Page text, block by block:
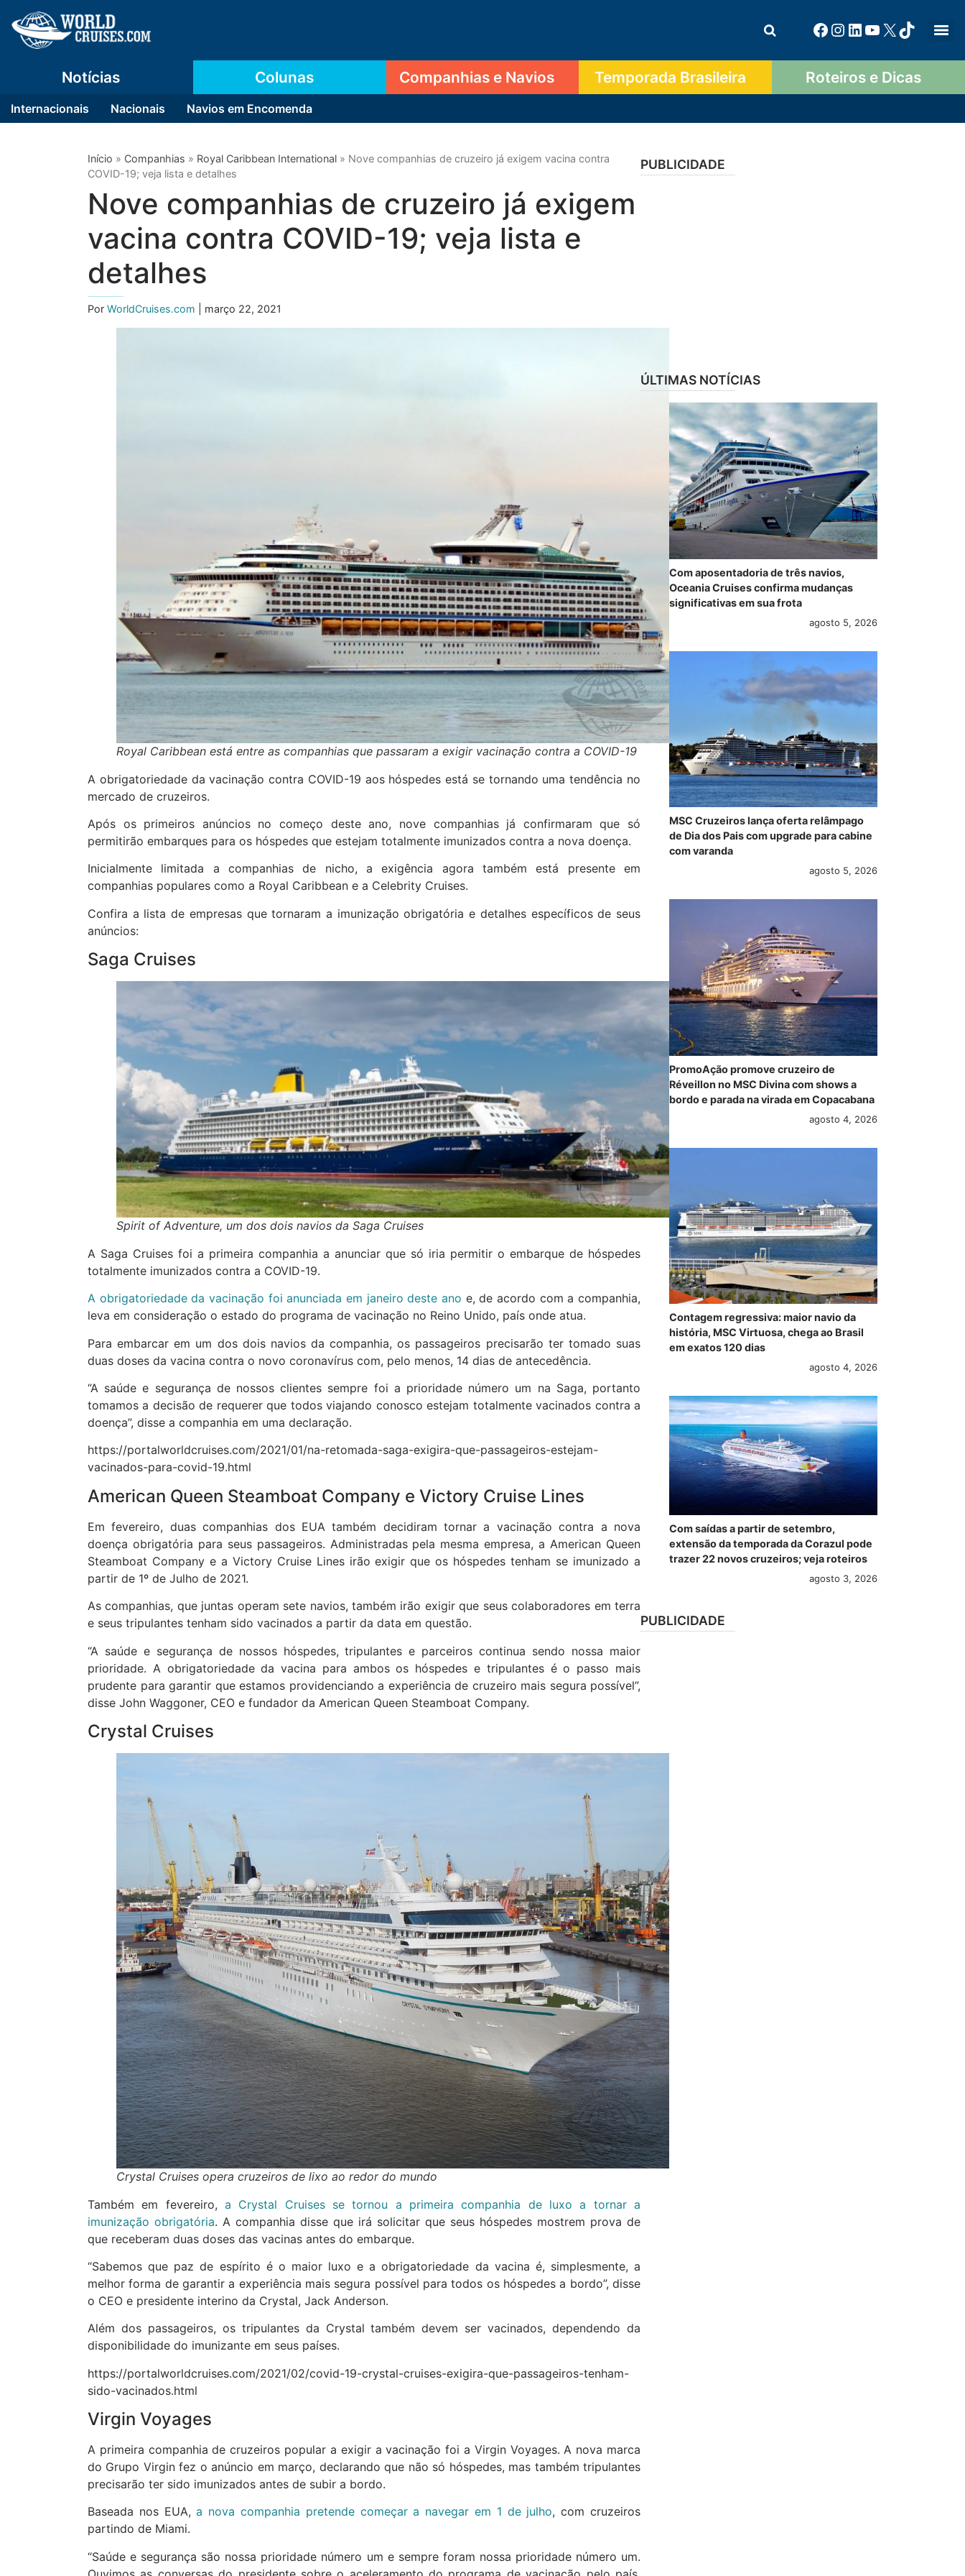
Notícias
Internacionais Nacionais Navios em Encomenda
Colunas Companhias e Navios Temporada Brasileira Roteiros e Dicas
Início » Companhias » Royal Caribbean International » Nove companhias de cruzeiro já exigem vacina contra
COVID-19; veja lista e detalhes
Nove companhias de cruzeiro já exigem
vacina contra COVID-19; veja lista e
detalhes
Por WorldCruises.com | março 22, 2021
Royal Caribbean está entre as companhias que passaram a exigir vacinação contra a COVID-19
A obrigatoriedade da vacinação contra COVID-19 aos hóspedes está se tornando uma tendência no
mercado de cruzeiros.
Após os primeiros anúncios no começo deste ano, nove companhias já confirmaram que só
permitirão embarques para os hóspedes que estejam totalmente imunizados contra a nova doença.
Inicialmente limitada a companhias de nicho, a exigência agora também está presente em
companhias populares como a Royal Caribbean e a Celebrity Cruises.
Confira a lista de empresas que tornaram a imunização obrigatória e detalhes específicos de seus
anúncios:
Saga Cruises
Spirit of Adventure, um dos dois navios da Saga Cruises
A Saga Cruises foi a primeira companhia a anunciar que só iria permitir o embarque de hóspedes
totalmente imunizados contra a COVID-19.
A obrigatoriedade da vacinação foi anunciada em janeiro deste ano e, de acordo com a companhia,
leva em consideração o estado do programa de vacinação no Reino Unido, país onde atua.
Para embarcar em um dos dois navios da companhia, os passageiros precisarão ter tomado suas
duas doses da vacina contra o novo coronavírus com, pelo menos, 14 dias de antecedência.
“A saúde e segurança de nossos clientes sempre foi a prioridade número um na Saga, portanto
tomamos a decisão de requerer que todos viajando conosco estejam totalmente vacinados contra a
doença”, disse a companhia em uma declaração.
https://portalworldcruises.com/2021/01/na-retomada-saga-exigira-que-passageiros-estejam-
vacinados-para-covid-19.html
American Queen Steamboat Company e Victory Cruise Lines
Em fevereiro, duas companhias dos EUA também decidiram tornar a vacinação contra a nova
doença obrigatória para seus passageiros. Administradas pela mesma empresa, a American Queen
Steamboat Company e a Victory Cruise Lines irão exigir que os hóspedes tenham se imunizado a
partir de 1º de Julho de 2021.
As companhias, que juntas operam sete navios, também irão exigir que seus colaboradores em terra
e seus tripulantes tenham sido vacinados a partir da data em questão.
“A saúde e segurança de nossos hóspedes, tripulantes e parceiros continua sendo nossa maior
prioridade. A obrigatoriedade da vacina para ambos os hóspedes e tripulantes é o passo mais
prudente para garantir que estamos providenciando a experiência de cruzeiro mais segura possível”,
disse John Waggoner, CEO e fundador da American Queen Steamboat Company.
Crystal Cruises
Crystal Cruises opera cruzeiros de lixo ao redor do mundo
Também em fevereiro, a Crystal Cruises se tornou a primeira companhia de luxo a tornar a
imunização obrigatória. A companhia disse que irá solicitar que seus hóspedes mostrem prova de
que receberam duas doses das vacinas antes do embarque.
“Sabemos que paz de espírito é o maior luxo e a obrigatoriedade da vacina é, simplesmente, a
melhor forma de garantir a experiência mais segura possível para todos os hóspedes a bordo”, disse
o CEO e presidente interino da Crystal, Jack Anderson.
Além dos passageiros, os tripulantes da Crystal também devem ser vacinados, dependendo da
disponibilidade do imunizante em seus países.
https://portalworldcruises.com/2021/02/covid-19-crystal-cruises-exigira-que-passageiros-tenham-
sido-vacinados.html
Virgin Voyages
A primeira companhia de cruzeiros popular a exigir a vacinação foi a Virgin Voyages. A nova marca
do Grupo Virgin fez o anúncio em março, declarando que não só hóspedes, mas também tripulantes
precisarão ter sido imunizados antes de subir a bordo.
Baseada nos EUA, a nova companhia pretende começar a navegar em 1 de julho, com cruzeiros
partindo de Miami.
“Saúde e segurança são nossa prioridade número um e sempre foram nossa prioridade número um.
PUBLICIDADE
ÚLTIMAS NOTÍCIAS
Com aposentadoria de três navios,
Oceania Cruises confirma mudanças
significativas em sua frota
agosto 5, 2026
MSC Cruzeiros lança oferta relâmpago
de Dia dos Pais com upgrade para cabine
com varanda
agosto 5, 2026
PromoAção promove cruzeiro de
Réveillon no MSC Divina com shows a
bordo e parada na virada em Copacabana
agosto 4, 2026
Contagem regressiva: maior navio da
história, MSC Virtuosa, chega ao Brasil
em exatos 120 dias
agosto 4, 2026
Com saídas a partir de setembro,
extensão da temporada da Corazul pode
trazer 22 novos cruzeiros; veja roteiros
agosto 3, 2026
PUBLICIDADE